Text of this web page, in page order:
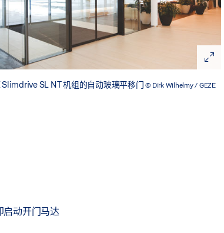
Slimdrive SL NT 机组的自动玻璃平移门© Dirk Wilhelmy / GEZE
动开门马达